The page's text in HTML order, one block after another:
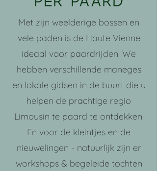
Met zijn weelderige bossen en
vele paden is de Haute Vienne
ideaal voor paardrijden. We
hebben verschillende maneges
en lokale gidsen in de buurt die u
helpen de prachtige regio
Limousin te paard te ontdekken.
En voor de kleintjes en de
nieuwelingen - natuurlijk zijn er
workshops & begeleide tochten